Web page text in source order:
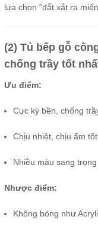
lựa chọn “đắt xắt ra
(2) Tủ bếp gỗ
chống trầy tốt
Ưu điểm:
Cực kỳ bền, chống
Chịu nhiệt, chịu ẩm tốt
Nhiều màu sang
Nhược điểm:
Không bóng như